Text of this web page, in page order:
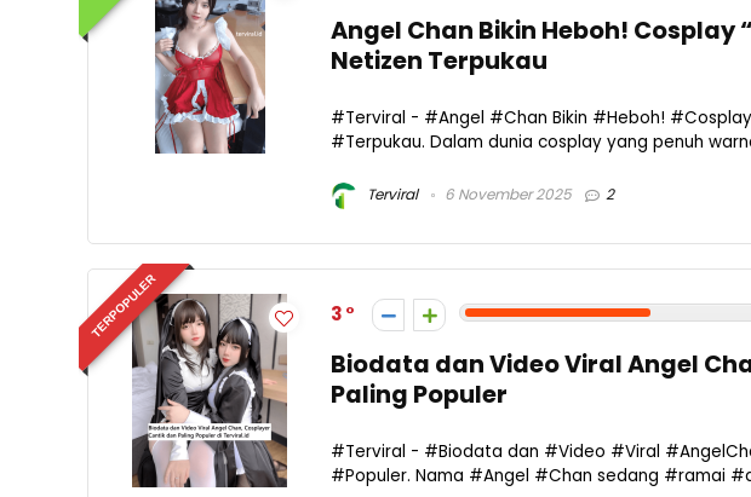
Angel Chan Bikin Heboh! Cosplay
Netizen Terpukau
#Terviral - #Angel #Chan Bikin #Heboh!
#Terpukau. Dalam dunia cosplay yang penuh
Terviral 6 November 2025 2
TERPOPULER 3
Biodata dan Video Viral Angel
Paling Populer
#Terviral - #Biodata dan #Video #Viral
#Populer. Nama #Angel #Chan sedang #ramai